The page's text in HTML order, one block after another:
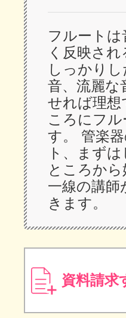
フルート
く反映さ
しっかり
音、流麗な
せれば理
ころにフ
す。 管楽
ト、まず
ところか
一線の講
きます。
資料請求